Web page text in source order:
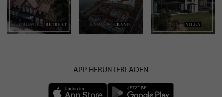
APP HERUNTERLADEN